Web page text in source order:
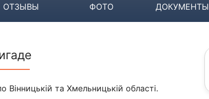
ОТЗЫВЫ ФОТО ДОКУМЕНТЫ
та Хмельницькій області.